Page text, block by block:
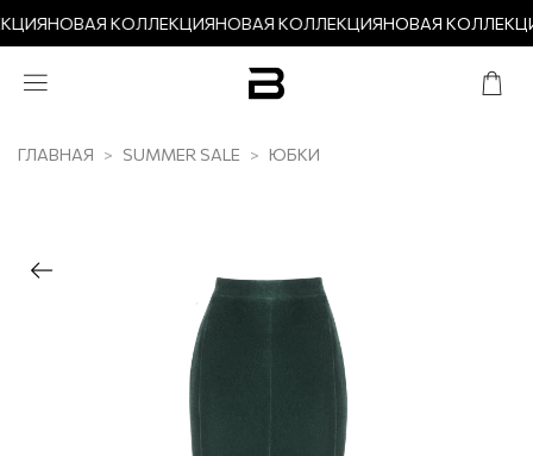
НОВАЯ КОЛЛЕКЦИЯНОВАЯ КОЛЛЕКЦИЯНОВАЯ
ГЛАВНАЯ SUMMER SALE ЮБКИ